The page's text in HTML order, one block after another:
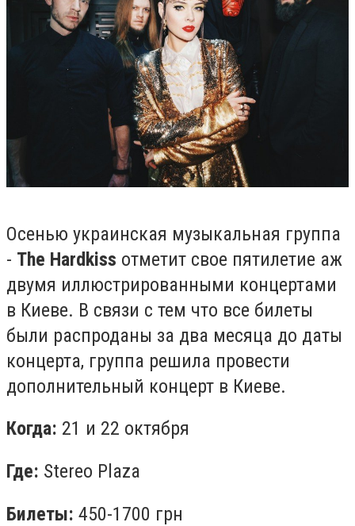
Осенью украинская музыкальная группа
- The Hardkiss отметит свое пятилетие аж
двумя иллюстрированными концертами
в Киеве. В связи с тем что все билеты
были распроданы за два месяца до даты
концерта, группа решила провести
дополнительный концерт в Киеве.
Когда: 21 и 22 октября
Где: Stereo Plaza
Билеты: 450-1700 грн